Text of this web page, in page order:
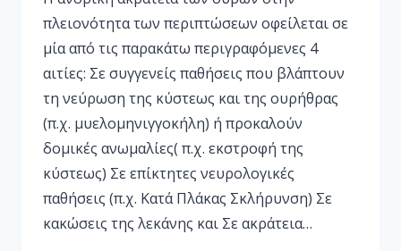
πλειονότητα των περιπτώσεων οφείλεται σε
μία από τις παρακάτω περιγραφόμενες 4
αιτίες: Σε συγγενείς παθήσεις που βλάπτουν
τη νεύρωση της κύστεως και της ουρήθρας
(π.χ. μυελομηνιγγοκήλη) ή προκαλούν
δομικές ανωμαλίες( π.χ. εκστροφή της
κύστεως) Σε επίκτητες νευρολογικές
παθήσεις (π.χ. Κατά Πλάκας Σκλήρυνση) Σε
κακώσεις της λεκάνης και Σε ακράτεια…